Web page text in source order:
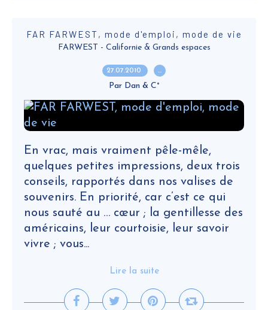
FAR FARWEST, mode d'emploi, mode de vie
FARWEST - Californie & Grands espaces
27.07.2010 …
Par Dan & C°
En vrac, mais vraiment pêle-mêle,
quelques petites impressions, deux trois
conseils, rapportés dans nos valises de
souvenirs. En priorité, car c’est ce qui
nous sauté au … cœur ; la gentillesse des
américains, leur courtoisie, leur savoir
vivre ; vous...
Lire la suite